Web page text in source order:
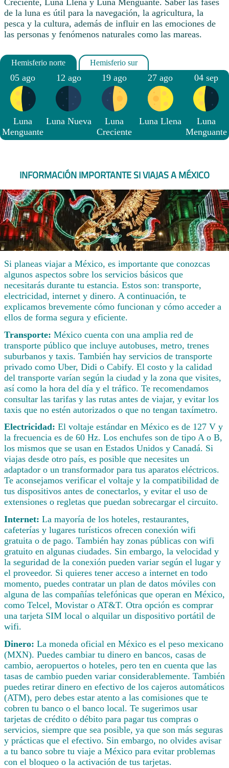
de la luna es útil para la navegación, la agricultura, la
pesca y la cultura, además de influir en las emociones de
las personas y fenómenos naturales como las mareas.
05 ago
Luna
Menguante
12 ago
Luna Nueva
19 ago
Luna
Creciente
27 ago
Luna Llena
04 sep
Luna
Menguante
INFORMACIÓN IMPORTANTE SI VIAJAS A MÉXICO
Si planeas viajar a México, es importante que conozcas
algunos aspectos sobre los servicios básicos que
necesitarás durante tu estancia. Estos son: transporte,
electricidad, internet y dinero. A continuación, te
explicamos brevemente cómo funcionan y cómo acceder a
ellos de forma segura y eficiente.
Transporte: México cuenta con una amplia red de
transporte público que incluye autobuses, metro, trenes
suburbanos y taxis. También hay servicios de transporte
privado como Uber, Didi o Cabify. El costo y la calidad
del transporte varían según la ciudad y la zona que visites,
así como la hora del día y el tráfico. Te recomendamos
consultar las tarifas y las rutas antes de viajar, y evitar los
taxis que no estén autorizados o que no tengan taxímetro.
Electricidad: El voltaje estándar en México es de 127 V y
la frecuencia es de 60 Hz. Los enchufes son de tipo A o B,
los mismos que se usan en Estados Unidos y Canadá. Si
viajas desde otro país, es posible que necesites un
adaptador o un transformador para tus aparatos eléctricos.
Te aconsejamos verificar el voltaje y la compatibilidad de
tus dispositivos antes de conectarlos, y evitar el uso de
extensiones o regletas que puedan sobrecargar el circuito.
Internet: La mayoría de los hoteles, restaurantes,
cafeterías y lugares turísticos ofrecen conexión wifi
gratuita o de pago. También hay zonas públicas con wifi
gratuito en algunas ciudades. Sin embargo, la velocidad y
la seguridad de la conexión pueden variar según el lugar y
el proveedor. Si quieres tener acceso a internet en todo
momento, puedes contratar un plan de datos móviles con
alguna de las compañías telefónicas que operan en México,
como Telcel, Movistar o AT&T. Otra opción es comprar
una tarjeta SIM local o alquilar un dispositivo portátil de
wifi.
Dinero: La moneda oficial en México es el peso mexicano
(MXN). Puedes cambiar tu dinero en bancos, casas de
cambio, aeropuertos o hoteles, pero ten en cuenta que las
tasas de cambio pueden variar considerablemente. También
puedes retirar dinero en efectivo de los cajeros automáticos
(ATM), pero debes estar atento a las comisiones que te
cobren tu banco o el banco local. Te sugerimos usar
tarjetas de crédito o débito para pagar tus compras o
servicios, siempre que sea posible, ya que son más seguras
y prácticas que el efectivo. Sin embargo, no olvides avisar
a tu banco sobre tu viaje a México para evitar problemas
con el bloqueo o la activación de tus tarjetas.